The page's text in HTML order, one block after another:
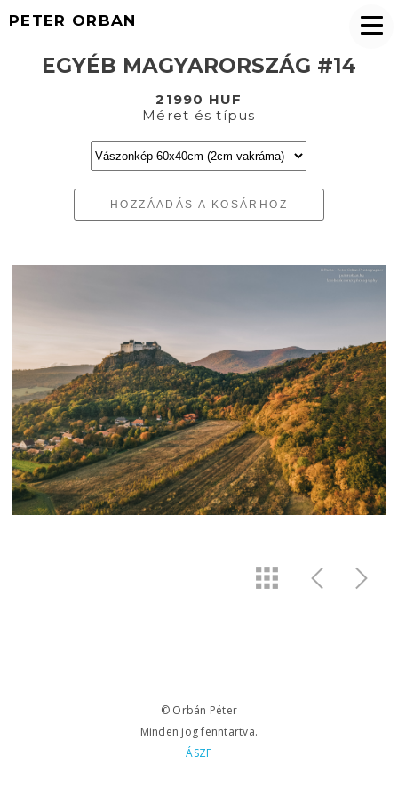
PETER ORBAN
EGYÉB MAGYARORSZÁG #14
21990 HUF
Méret és típus
HOZZÁADÁS A KOSÁRHOZ
© Orbán Péter
Minden jog fenntartva.
ÁSZF